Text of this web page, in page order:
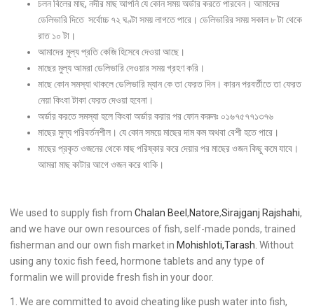
চলন বিলের মাছ, নদীর মাছ আপনি যে কোন সময় অর্ডার করতে পারবেন। আমাদের
ডেলিভারি দিতে সর্বোচ্চ ৭২ ঘণ্টা সময় লাগতে পারে। ডেলিভারির সময় সকাল ৮ টা থেকে
রাত ১০ টা।
আমাদের মুল্য প্রতি কেজি হিসেবে দেওয়া আছে।
মাছের মুল্য আমরা ডেলিভারি দেওয়ার সময় গ্রহণ করি।
মাছে কোন সমস্যা থাকলে ডেলিভারি ম্যান কে তা ফেরত দিন। কারন পরবর্তীতে তা ফেরত
নেয়া কিংবা টাকা ফেরত দেওয়া হবেনা।
অর্ডার করতে সমস্যা হলে কিংবা অর্ডার করার পর ফোন করুনঃ ০১৬৭৫৭৭১৩৭৬
মাছের মুল্য পরিবর্তনশীল। যে কোন সময়ে মাছের দাম কম অথবা বেশী হতে পারে।
মাছের প্রকৃত ওজনের থেকে মাছ পরিষ্কার করে দেয়ার পর মাছের ওজন কিছু কমে যাবে।
আমরা মাছ কাটার আগে ওজন করে থাকি।
We used to supply fish fromChalan Beel,Natore,Sirajganj Rajshahi,
and we have our own resources of fish, self-made ponds, trained
fisherman and our own fish market in Mohishloti,Tarash. Without
using any toxic fish feed, hormone tablets and any type of
formalin we will provide fresh fish in your door.
1. We are committed to avoid cheating like push water into fish,